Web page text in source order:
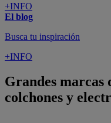
+INFO
El blog
Busca tu inspiración
+INFO
Grandes marcas
colchones y